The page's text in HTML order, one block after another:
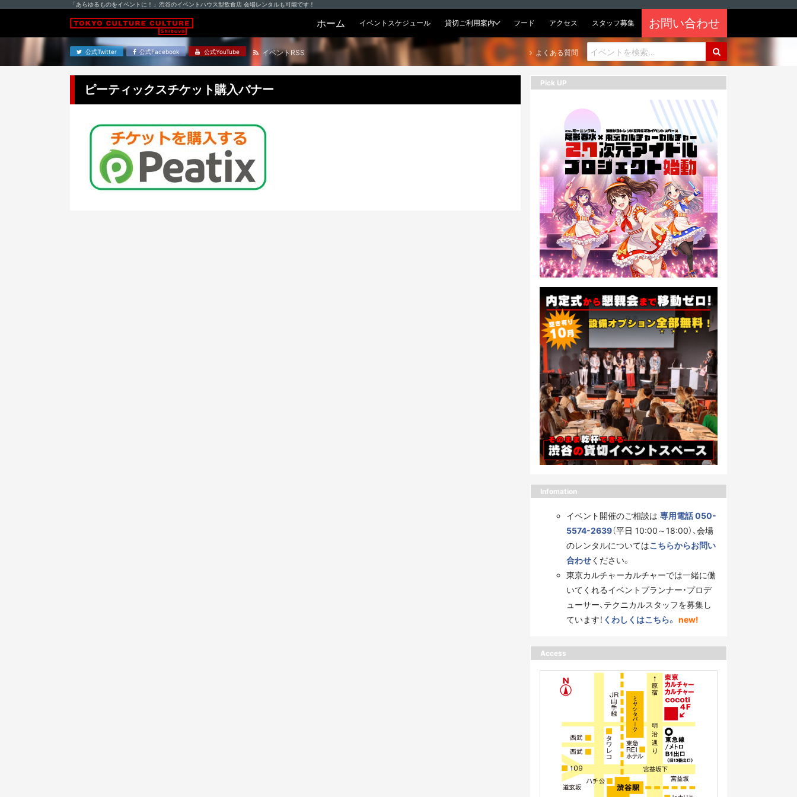
「あらゆるものをイベントに！」渋谷のイベントハウス型飲食店 会場レンタルも可能です！
ホーム イベントスケジュール 貸切ご利用案内 フード アクセス スタッフ募集 お問い合わせ
公式Twitter 公式Facebook 公式YouTube イベントRSS よくある質問
ピーティックスチケット購入バナー Pick UP
Infomation
イベント開催のご相談は 専用電話 050-
5574-2639（平日 10:00～18:00）、会場
のレンタルについてはこちらからお問い
合わせください。
東京カルチャーカルチャーでは一緒に働
いてくれるイベントプランナー・プロデ
ューサー、テクニカルスタッフを募集し
ています！ くわしくはこちら。 new!
Access